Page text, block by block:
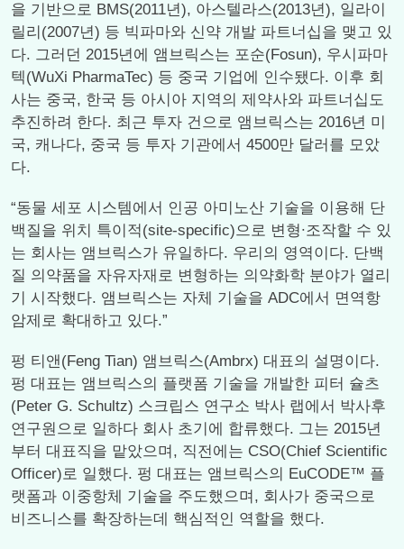
을 기반으로 BMS(2011년), 아스텔라스(2013년), 일라이
릴리(2007년) 등 빅파마와 신약 개발 파트너십을 맺고 있
다. 그러던 2015년에 앰브릭스는 포순(Fosun), 우시파마
텍(WuXi PharmaTec) 등 중국 기업에 인수됐다. 이후 회
사는 중국, 한국 등 아시아 지역의 제약사와 파트너십도
추진하려 한다. 최근 투자 건으로 앰브릭스는 2016년 미
국, 캐나다, 중국 등 투자 기관에서 4500만 달러를 모았
다.
“동물 세포 시스템에서 인공 아미노산 기술을 이용해 단
백질을 위치 특이적(site-specific)으로 변형∙조작할 수 있
는 회사는 앰브릭스가 유일하다. 우리의 영역이다. 단백
질 의약품을 자유자재로 변형하는 의약화학 분야가 열리
기 시작했다. 앰브릭스는 자체 기술을 ADC에서 면역항
암제로 확대하고 있다.”
펑 티앤(Feng Tian) 앰브릭스(Ambrx) 대표의 설명이다.
펑 대표는 앰브릭스의 플랫폼 기술을 개발한 피터 슐츠
(Peter G. Schultz) 스크립스 연구소 박사 랩에서 박사후
연구원으로 일하다 회사 초기에 합류했다. 그는 2015년
부터 대표직을 맡았으며, 직전에는 CSO(Chief Scientific
Officer)로 일했다. 펑 대표는 앰브릭스의 EuCODE™ 플
랫폼과 이중항체 기술을 주도했으며, 회사가 중국으로
비즈니스를 확장하는데 핵심적인 역할을 했다.